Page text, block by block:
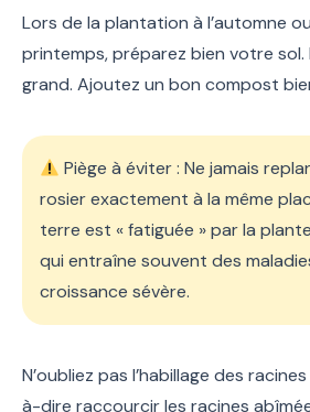
Lors de la plantation à l’automne
printemps, préparez bien votre
grand. Ajoutez un bon compost
Piège à éviter : Ne jamais
rosier exactement à la même
terre est « fatiguée » par la
qui entraîne souvent des
croissance sévère.
N’oubliez pas l’habillage des
à-dire raccourcir les racines